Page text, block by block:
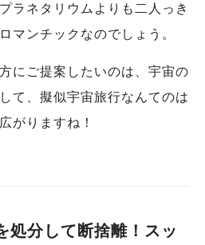
ラネタリウムよりも二人っき
マンチックなのでしょう。
にご提案したいのは、宇宙の
て、擬似宇宙旅行なんてのは
がりますね！
処分して断捨離 ！スッ